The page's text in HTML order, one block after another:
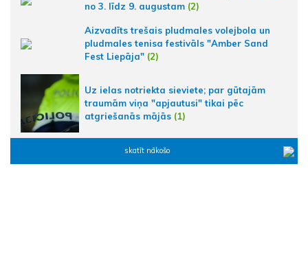
no 3. līdz 9. augustam (2)
Aizvadīts trešais pludmales volejbola un
pludmales tenisa festivāls "Amber Sand
Fest Liepāja" (2)
Uz ielas notriekta sieviete; par gūtajām
traumām viņa "apjautusi" tikai pēc
atgriešanās mājās (1)
skatīt nākošo